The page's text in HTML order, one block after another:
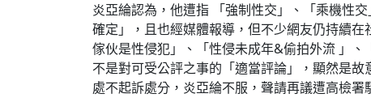
炎亞綸認為，他遭指 「強制性交」、「乘機性
確定」，且也經媒體報導，但不少網友仍持續
傢伙是性侵犯」、「性侵未成年&偷拍外流 」
不是對可受公評之事的「適當評論」，顯然是
處不起訴處分，炎亞綸不服，聲請再議遭高檢署